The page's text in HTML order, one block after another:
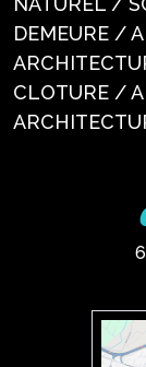
DEMEURE /
CLOTURE /